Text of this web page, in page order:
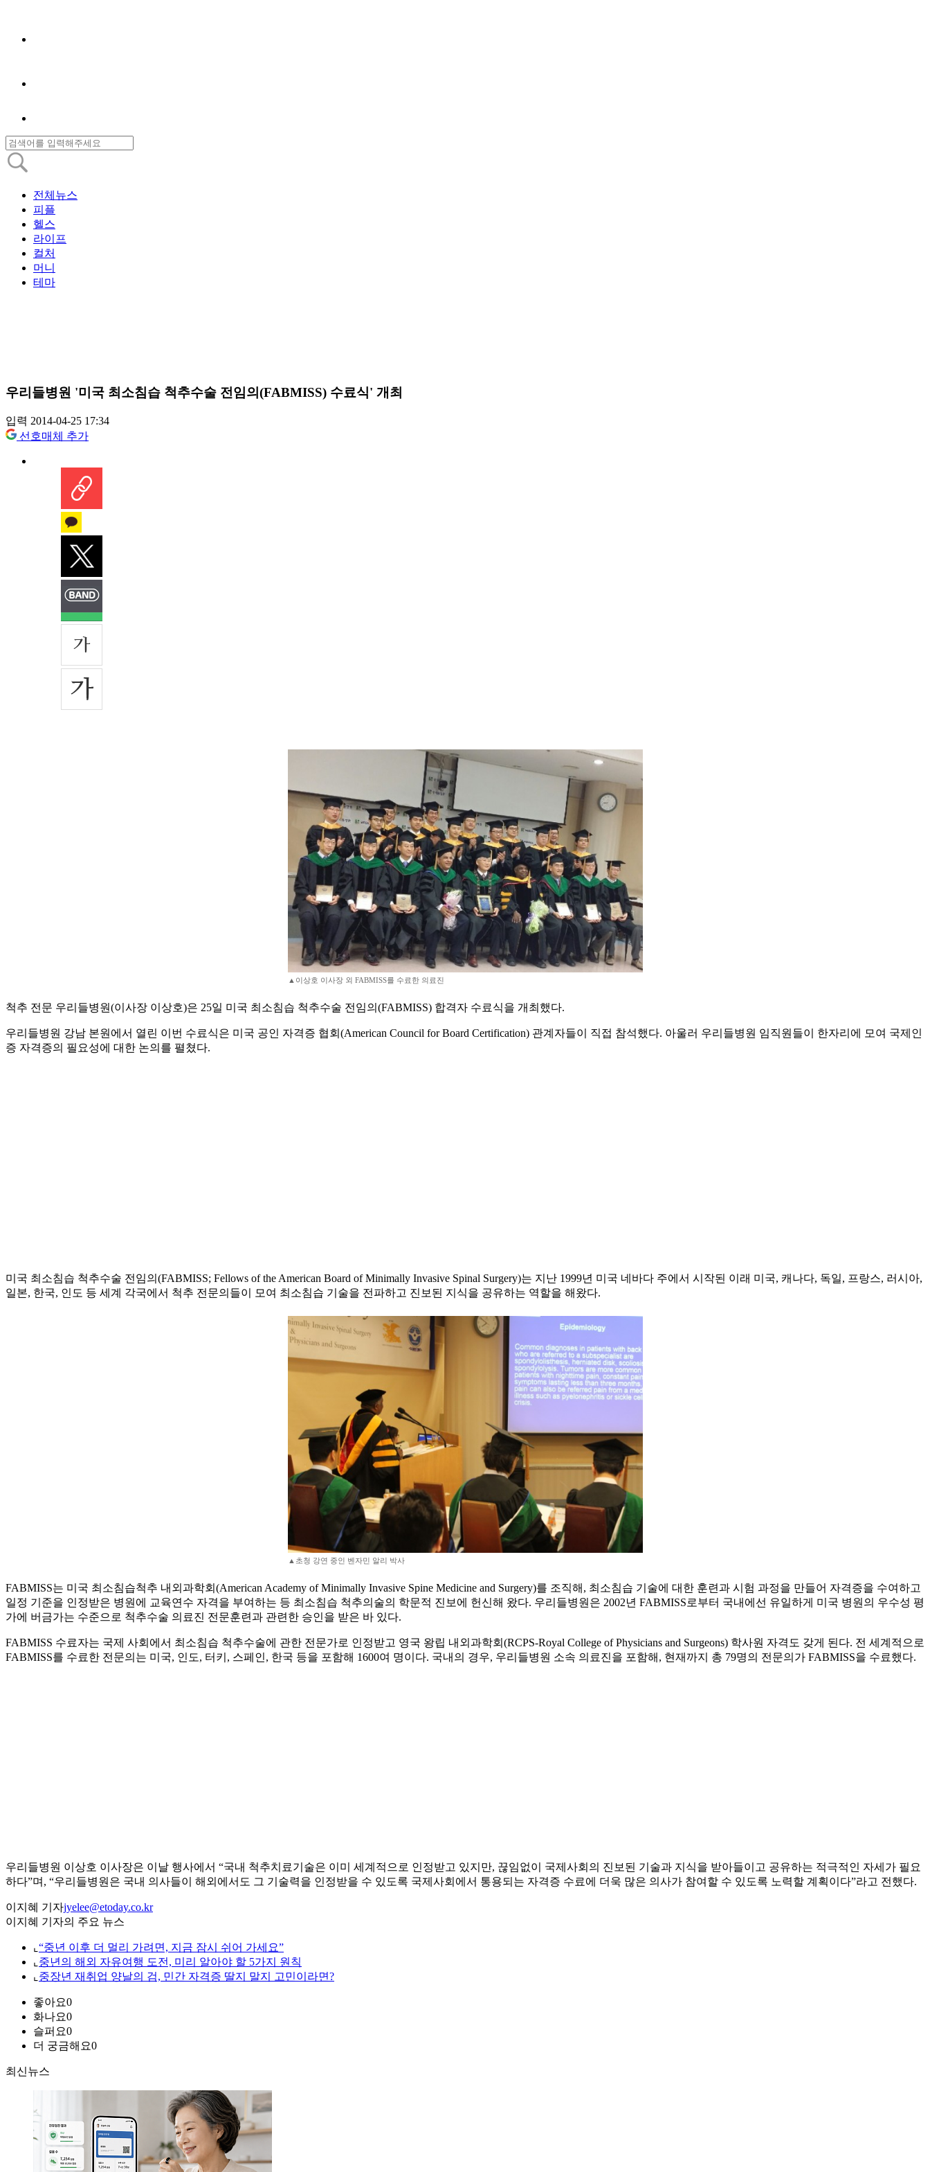
전체뉴스
피플
헬스
라이프
컬처
머니
테마
우리들병원 '미국 최소침습 척추수술 전임의(FABMISS) 수료식' 개최
입력 2014-04-25 17:34
선호매체 추가
▲이상호 이사장 외 FABMISS를 수료한 의료진
척추 전문 우리들병원(이사장 이상호)은 25일 미국 최소침습 척추수술 전임의(FABMISS) 합격자 수료식을 개최했다.
우리들병원 강남 본원에서 열린 이번 수료식은 미국 공인 자격증 협회(American Council for Board Certification) 관계자들이 직접 참석했다. 아울러 우리들병원 임직원들이 한자리에 모여 국제인
증 자격증의 필요성에 대한 논의를 펼쳤다.
미국 최소침습 척추수술 전임의(FABMISS; Fellows of the American Board of Minimally Invasive Spinal Surgery)는 지난 1999년 미국 네바다 주에서 시작된 이래 미국, 캐나다, 독일, 프랑스, 러시아,
일본, 한국, 인도 등 세계 각국에서 척추 전문의들이 모여 최소침습 기술을 전파하고 진보된 지식을 공유하는 역할을 해왔다.
▲초청 강연 중인 벤자민 알리 박사
FABMISS는 미국 최소침습척추 내외과학회(American Academy of Minimally Invasive Spine Medicine and Surgery)를 조직해, 최소침습 기술에 대한 훈련과 시험 과정을 만들어 자격증을 수여하고
일정 기준을 인정받은 병원에 교육연수 자격을 부여하는 등 최소침습 척추의술의 학문적 진보에 헌신해 왔다. 우리들병원은 2002년 FABMISS로부터 국내에선 유일하게 미국 병원의 우수성 평
가에 버금가는 수준으로 척추수술 의료진 전문훈련과 관련한 승인을 받은 바 있다.
FABMISS 수료자는 국제 사회에서 최소침습 척추수술에 관한 전문가로 인정받고 영국 왕립 내외과학회(RCPS-Royal College of Physicians and Surgeons) 학사원 자격도 갖게 된다. 전 세계적으로
FABMISS를 수료한 전문의는 미국, 인도, 터키, 스페인, 한국 등을 포함해 1600여 명이다. 국내의 경우, 우리들병원 소속 의료진을 포함해, 현재까지 총 79명의 전문의가 FABMISS을 수료했다.
우리들병원 이상호 이사장은 이날 행사에서 “국내 척추치료기술은 이미 세계적으로 인정받고 있지만, 끊임없이 국제사회의 진보된 기술과 지식을 받아들이고 공유하는 적극적인 자세가 필요
하다”며, “우리들병원은 국내 의사들이 해외에서도 그 기술력을 인정받을 수 있도록 국제사회에서 통용되는 자격증 수료에 더욱 많은 의사가 참여할 수 있도록 노력할 계획이다”라고 전했다.
이지혜 기자jyelee@etoday.co.kr
이지혜 기자의 주요 뉴스
⌞ “중년 이후 더 멀리 가려면, 지금 잠시 쉬어 가세요”
⌞ 중년의 해외 자유여행 도전, 미리 알아야 할 5가지 원칙
⌞ 중장년 재취업 양날의 검, 민간 자격증 딸지 말지 고민이라면?
좋아요0
화나요0
슬퍼요0
더 궁금해요0
최신뉴스